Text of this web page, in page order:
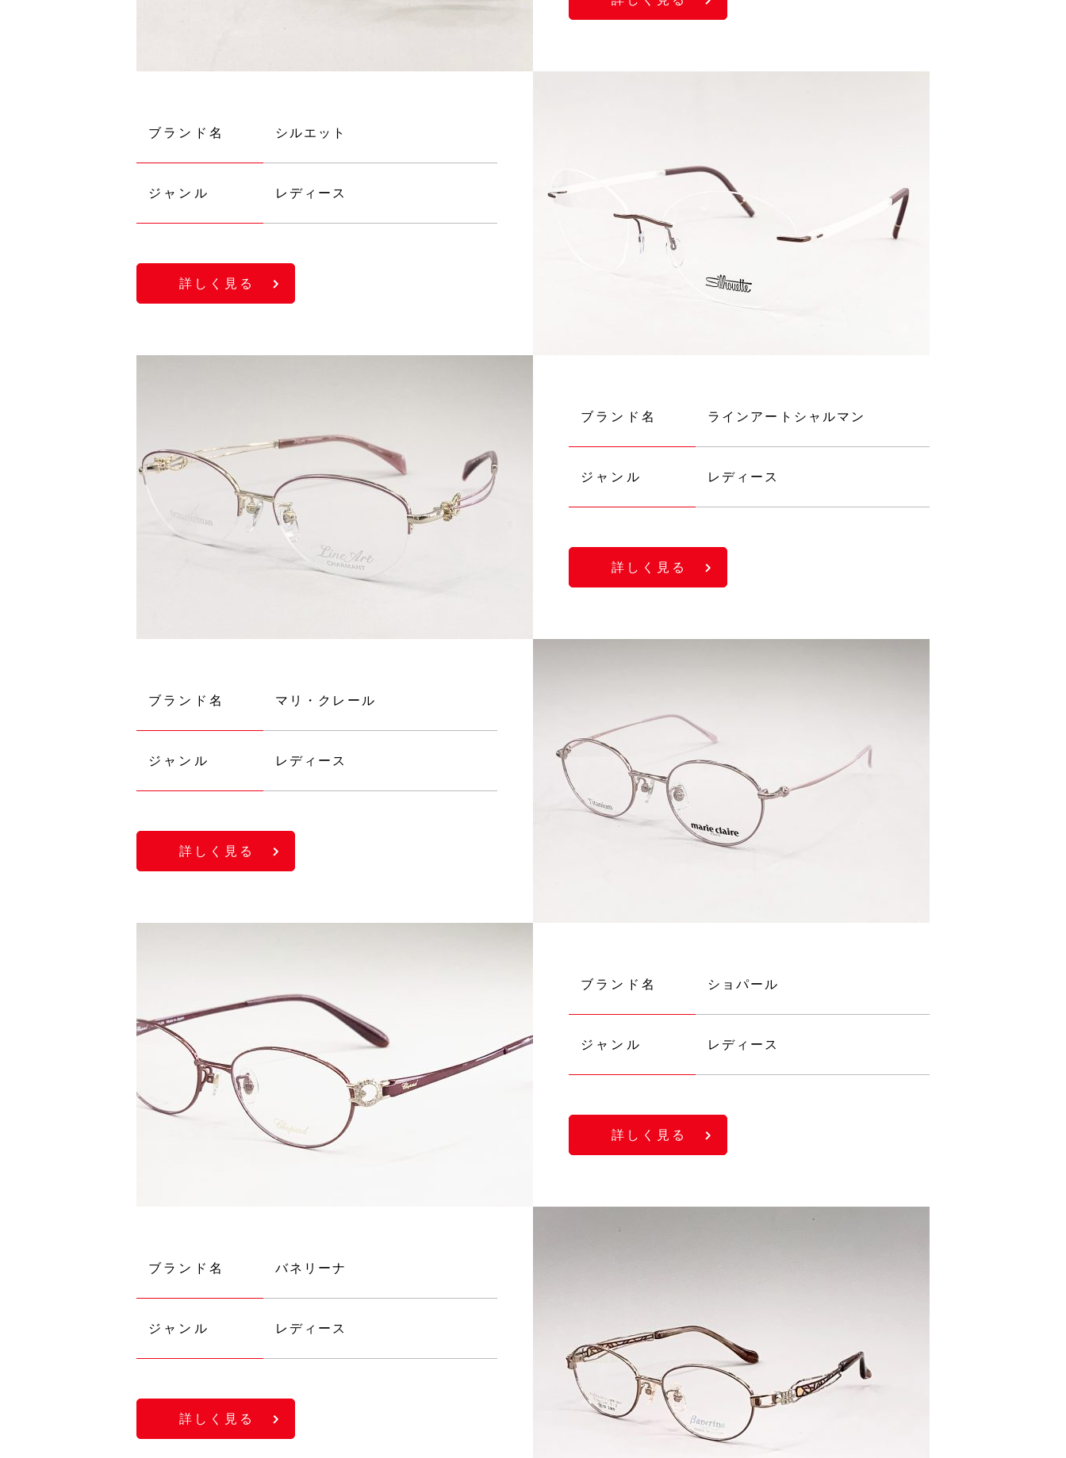
ブランド名 シルエット
ジャンル レディース
詳しく見る
ブランド名 ラインアートシャルマン
ジャンル レディース
詳しく見る
ブランド名 マリ・クレール
ジャンル レディース
詳しく見る
ブランド名 ショパール
ジャンル レディース
詳しく見る
ブランド名 バネリーナ
ジャンル レディース
詳しく見る